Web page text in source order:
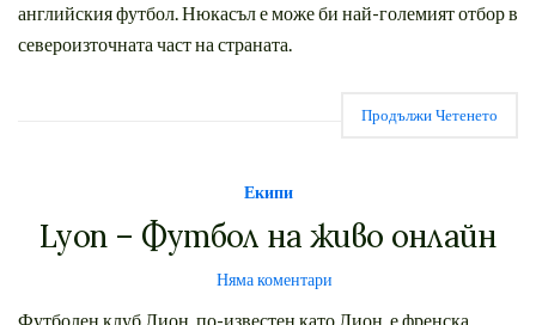
английския футбол. Нюкасъл е може би най-големият отбор в
североизточната част на страната.
Продължи Четенето
Екипи
Lyon – Футбол на живо онлайн
Няма коментари
Футболен клуб Лион, по-известен като Лион, е френска